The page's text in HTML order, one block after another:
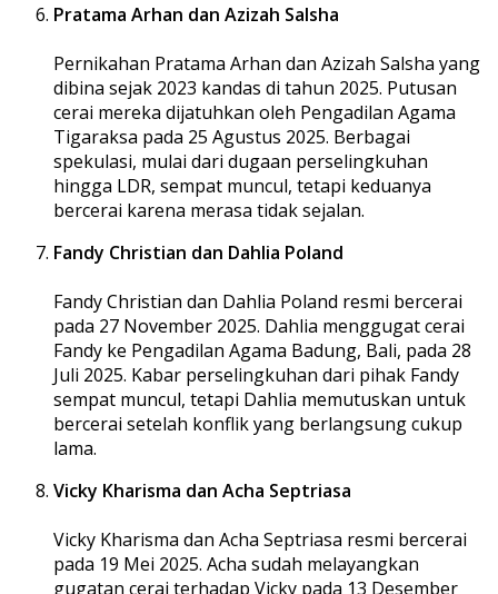
Pratama Arhan dan Azizah Salsha
Pernikahan Pratama Arhan dan Azizah Salsha yang
dibina sejak 2023 kandas di tahun 2025. Putusan
cerai mereka dijatuhkan oleh Pengadilan Agama
Tigaraksa pada 25 Agustus 2025. Berbagai
spekulasi, mulai dari dugaan perselingkuhan
hingga LDR, sempat muncul, tetapi keduanya
bercerai karena merasa tidak sejalan.
Fandy Christian dan Dahlia Poland
Fandy Christian dan Dahlia Poland resmi bercerai
pada 27 November 2025. Dahlia menggugat cerai
Fandy ke Pengadilan Agama Badung, Bali, pada 28
Juli 2025. Kabar perselingkuhan dari pihak Fandy
sempat muncul, tetapi Dahlia memutuskan untuk
bercerai setelah konflik yang berlangsung cukup
lama.
Vicky Kharisma dan Acha Septriasa
Vicky Kharisma dan Acha Septriasa resmi bercerai
pada 19 Mei 2025. Acha sudah melayangkan
gugatan cerai terhadap Vicky pada 13 Desember